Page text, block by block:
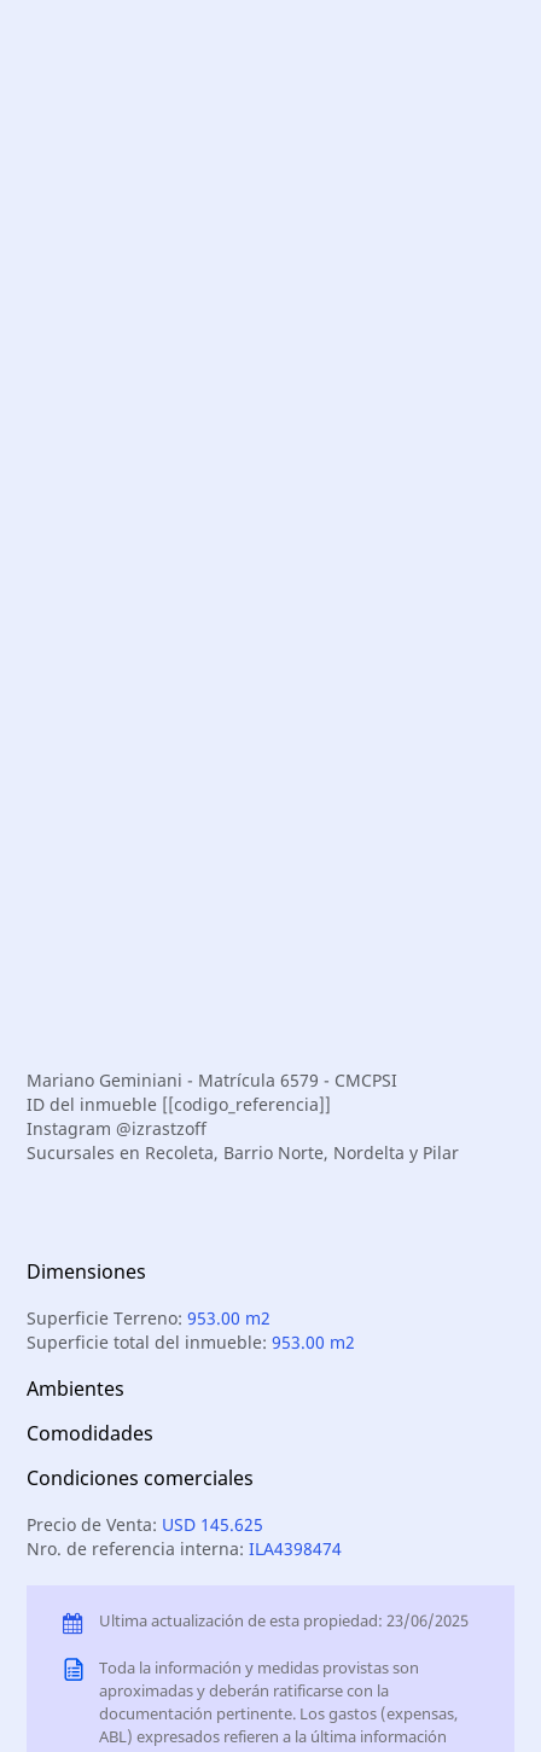
Mariano Geminiani - Matrícula 6579 - CMCPSI
ID del inmueble [[codigo_referencia]]
Instagram @izrastzoff
Sucursales en Recoleta, Barrio Norte, Nordelta y Pilar
Dimensiones
Superficie Terreno:953.00 m2
Superficie total del inmueble:953.00 m2
Ambientes
Comodidades
Condiciones comerciales
Precio de Venta: USD 145.625
Nro. de referencia interna:ILA4398474
Ultima actualización de esta propiedad: 23/06/2025
Toda la información y medidas provistas son
aproximadas y deberán ratificarse con la
documentación pertinente. Los gastos (expensas,
ABL) expresados refieren a la última información